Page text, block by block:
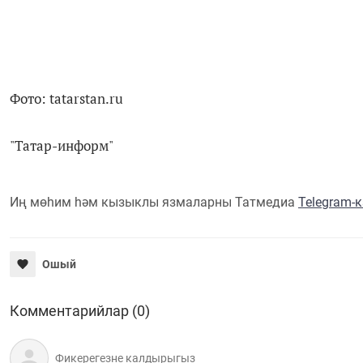
Фото: tatarstan.ru
"Татар-информ"
Иң мөһим һәм кызыклы язмаларны Татмедиа Telegram-
Ошый
Комментарийлар (0)